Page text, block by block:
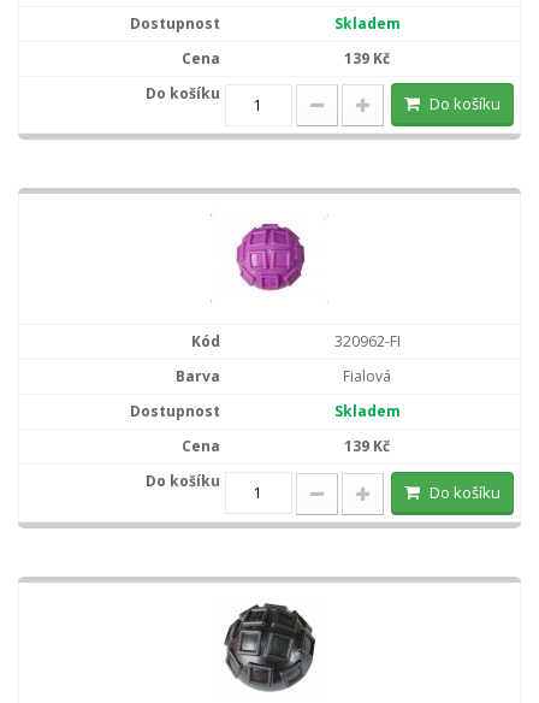
Skladem
139 Kč
Do košíku
320962-FI
Fialová
Skladem
139 Kč
Do košíku